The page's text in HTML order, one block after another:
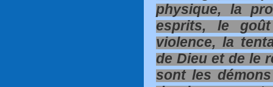
physique, la
esprits, le
violence, la
de Dieu et de le
sont les